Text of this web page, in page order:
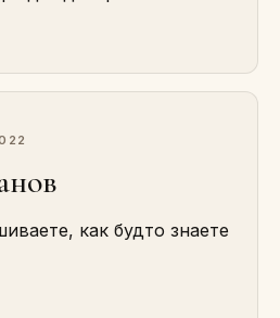
как будто знаете